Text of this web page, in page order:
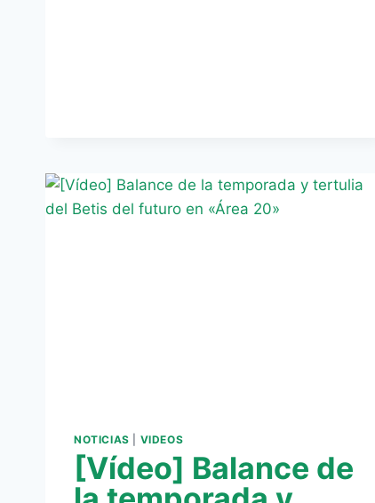
GIRA
ASIÁTICA
NOTICIAS VIDEOS
[Vídeo] Balance de